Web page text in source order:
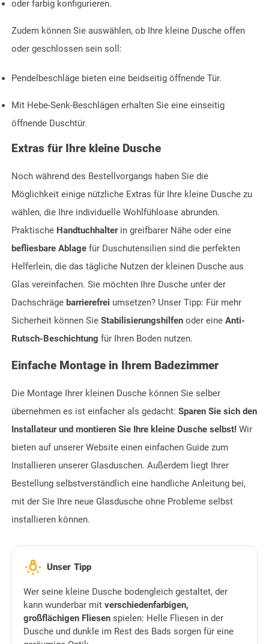
oder farbig konfigurieren.
Zudem können Sie auswählen, ob Ihre kleine Dusche offen
oder geschlossen sein soll:
Pendelbeschläge bieten eine beidseitig öffnende Tür.
Mit Hebe-Senk-Beschlägen erhalten Sie eine einseitig
öffnende Duschtür.
Extras für Ihre kleine Dusche
Noch während des Bestellvorgangs haben Sie die
Möglichkeit einige nützliche Extras für Ihre kleine Dusche zu
wählen, die Ihre individuelle Wohlfühloase abrunden.
Praktische Handtuchhalter in greifbarer Nähe oder eine
befliesbare Ablagefür Duschutensilien sind die perfekten
Helferlein, die das tägliche Nutzen der kleinen Dusche aus
Glas vereinfachen. Sie möchten Ihre Dusche unter der
Dachschräge barrierefrei umsetzen? Unser Tipp: Für mehr
Sicherheit können Sie Stabilisierungshilfen oder eine Anti-
Rutsch-Beschichtung für Ihren Boden nutzen.
Einfache Montage in Ihrem Badezimmer
Die Montage Ihrer kleinen Dusche können Sie selber
übernehmen es ist einfacher als gedacht: Sparen Sie sich den
Installateur und montieren Sie Ihre kleine Dusche selbst!Wir
bieten auf unserer Website einen einfachen Guide zum
Installieren unserer Glasduschen. Außerdem liegt Ihrer
Bestellung selbstverständlich eine handliche Anleitung bei,
mit der Sie Ihre neue Glasdusche ohne Probleme selbst
installieren können.
wb_incandescent Unser Tipp
Wer seine kleine Dusche bodengleich gestaltet, der
kann wunderbar mit verschiedenfarbigen,
großflächigen Fliesen spielen: Helle Fliesen in der
Dusche und dunkle im Rest des Bads sorgen für eine